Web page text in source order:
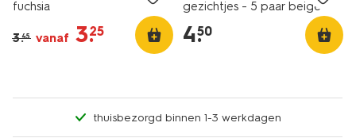
fuchsia
3.45 vanaf 3.
25
gezichtjes - 5 paar beige
4.
50
thuisbezorgd binnen 1-3 werkdagen